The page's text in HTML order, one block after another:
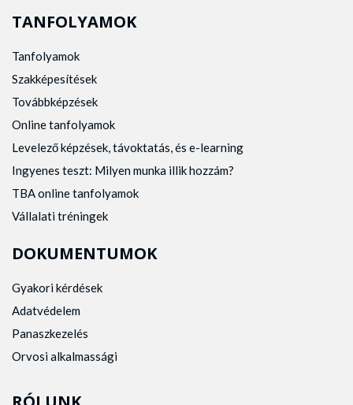
TANFOLYAMOK
Tanfolyamok
Szakképesítések
Továbbképzések
Online tanfolyamok
Levelező képzések, távoktatás, és e-learning
Ingyenes teszt: Milyen munka illik hozzám?
TBA online tanfolyamok
Vállalati tréningek
DOKUMENTUMOK
Gyakori kérdések
Adatvédelem
Panaszkezelés
Orvosi alkalmassági